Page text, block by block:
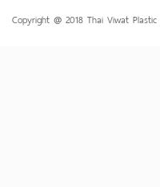
Copyright @ 2018 Thai Viwat